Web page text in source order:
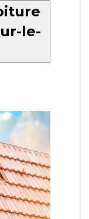
le-